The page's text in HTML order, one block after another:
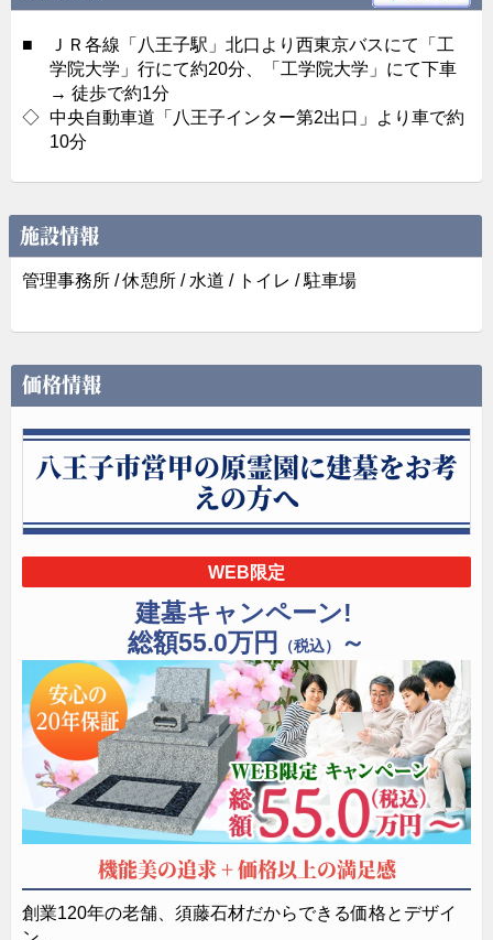
■
ＪＲ各線「八王子駅」北口より西東京バスにて「工
学院大学」行にて約20分、「工学院大学」にて下車
→ 徒歩で約1分
◇ 中央自動車道「八王子インター第2出口」より車で約
10分
施設情報
管理事務所 / 休憩所 / 水道 / トイレ / 駐車場
価格情報
八王子市営甲の原霊園に建墓をお考
えの方へ
WEB限定
建墓キャンペーン!
総額55.0万円
（税込） ～
機能美の追求 + 価格以上の満足感
創業120年の老舗、須藤石材だからできる価格とデザイ